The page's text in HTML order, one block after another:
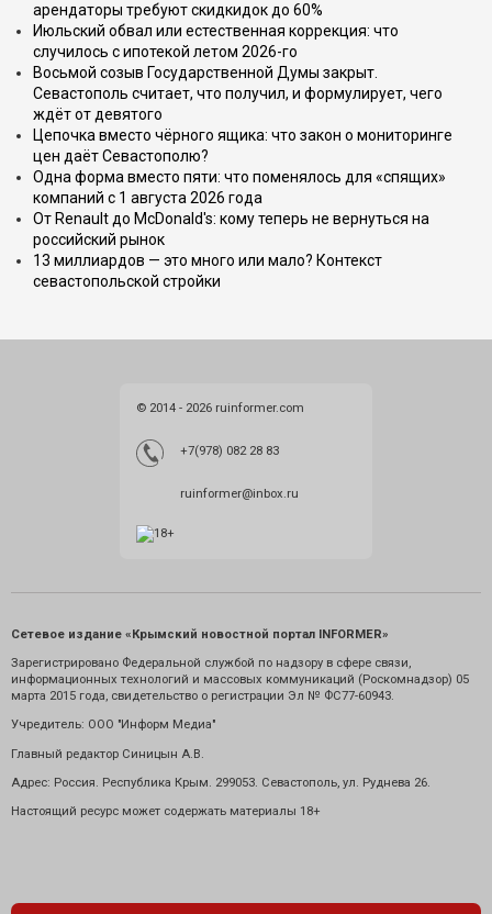
арендаторы требуют скидкидок до 60%
Июльский обвал или естественная коррекция: что
случилось с ипотекой летом 2026-го
Восьмой созыв Государственной Думы закрыт.
Севастополь считает, что получил, и формулирует, чего
ждёт от девятого
Цепочка вместо чёрного ящика: что закон о мониторинге
цен даёт Севастополю?
Одна форма вместо пяти: что поменялось для «спящих»
компаний с 1 августа 2026 года
От Renault до McDonald's: кому теперь не вернуться на
российский рынок
13 миллиардов — это много или мало? Контекст
севастопольской стройки
© 2014 - 2026 ruinformer.com
+7(978) 082 28 83
ruinformer@inbox.ru
Сетевое издание «Крымский новостной портал INFORMER»
Зарегистрировано Федеральной службой по надзору в сфере связи,
информационных технологий и массовых коммуникаций (Роскомнадзор) 05
марта 2015 года, свидетельство о регистрации Эл № ФС77-60943.
Учредитель: ООО "Информ Медиа"
Главный редактор Синицын А.В.
Адрес: Россия. Республика Крым. 299053. Севастополь, ул. Руднева 26.
Настоящий ресурс может содержать материалы 18+